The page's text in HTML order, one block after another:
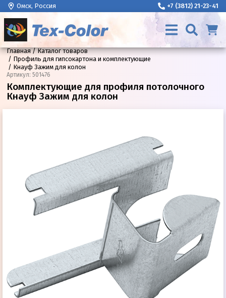
Омск, Россия +7 (3812) 21-23-41
Главная
Каталог товаров
Профиль для гипсокартона и комплектующие
Кнауф Зажим для колон
Артикул: 501476
Комплектующие для профиля потолочного
Кнауф Зажим для колон